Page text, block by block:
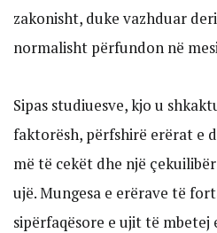
zakonisht, duke vazhduar
normalisht përfundon në
Sipas studiuesve, kjo u
faktorësh, përfshirë erërat e
më të cekët dhe një
ujë. Mungesa e erërave të
sipërfaqësore e ujit të mbetej